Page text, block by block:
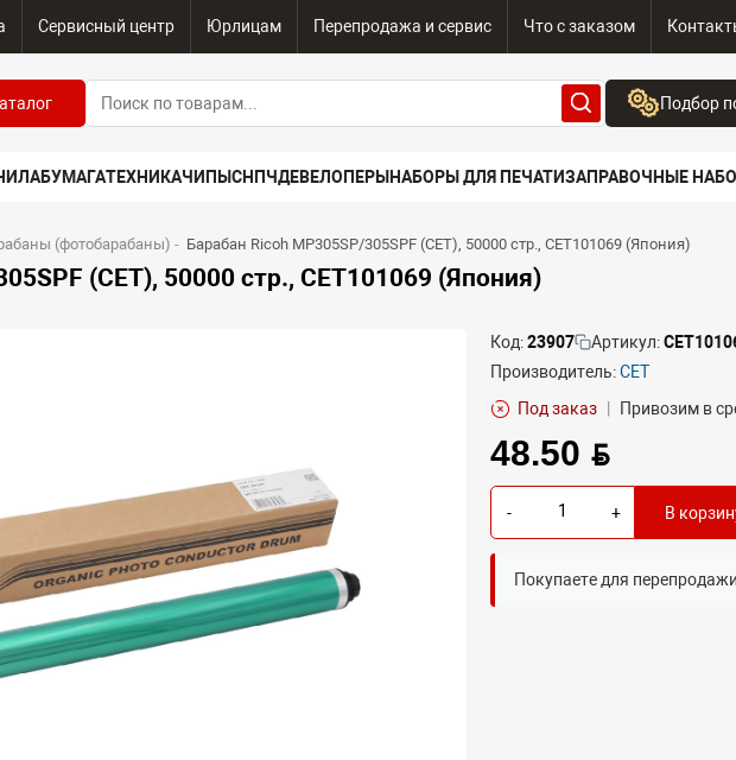
Сервисный центр Юрлицам Перепродажа и сервис Что с заказом
Подбор
Выберите бренд
Сначала
БУМАГАТЕХНИКАЧИПЫСНПЧДЕВЕЛОПЕРЫ НАБОРЫ ДЛЯ ПЕЧАТИЗАПРАВОЧНЫЕ
(фотобарабаны) - Барабан Ricoh MP305SP/305SPF (CET), 50000 стр., CET101069 (Япония)
(CET), 50000 стр., CET101069 (Япония)
Код:23907 Артикул:
Производитель:CET
Под заказ
Привозим в
48.50 BYN
- + В
Покупаете для